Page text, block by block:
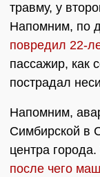
травму, у
Напомним, по
повредил 22-
пассажир, как
пострадал
Напомним,
Симбирской в
центра города.
после чего